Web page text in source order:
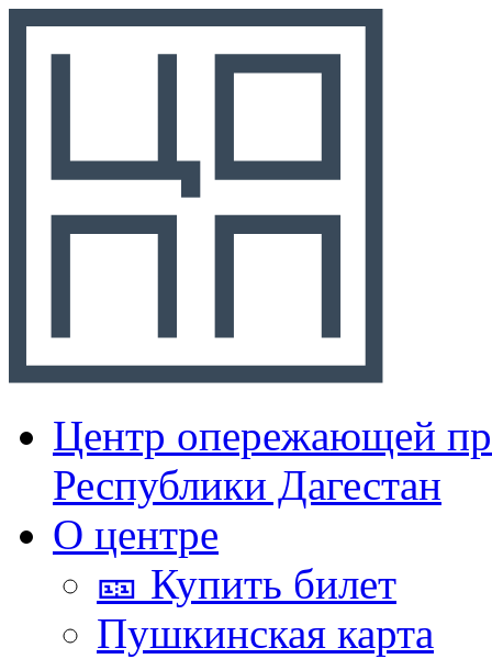
Центр опережающей
Республики Дагестан
О центре
🎫 Купить билет
Пушкинская карта